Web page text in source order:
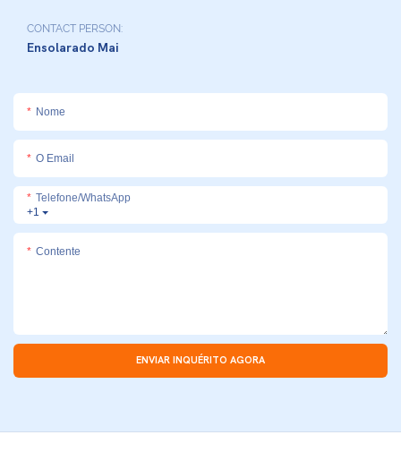
CONTACT PERSON:
Ensolarado Mai
Nome
O Email
+1
Telefone/whatsApp
Contente
ENVIAR INQUÉRITO AGORA